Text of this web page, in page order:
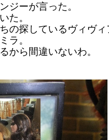
ジーが言った。
た。
の探しているヴィヴィ
ラ。
から間違いないわ。